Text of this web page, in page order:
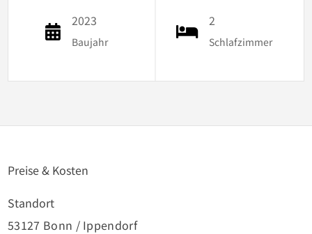
2023
Baujahr
2
Schlafzimmer
Preise & Kosten
Standort
53127 Bonn / Ippendorf